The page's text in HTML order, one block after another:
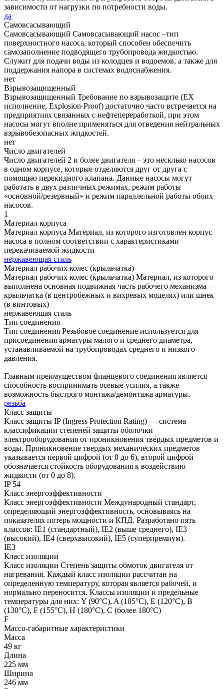
зависимости от нагрузки по потребности воды.
да
Самовсасывающий
Самовсасывающий Самовсасывающий насос –тип
поверхностного насоса, который способен обеспечить
самозаполнение подводящего трубопровода жидкостью.
Служит для подачи воды из колодцев и водоемов, а также для
поддержания напора в системах водоснабжения.
нет
Взрывозащищенный
Взрывозащищенный Требование по взрывозащите (EX
исполнение, Explosion-Proof) достаточно часто встречается на
предприятиях связанных с нефтепереработкой, при этом
насосы могут вполне применяться для отведения нейтральных
взрывобезопасных жидкостей.
нет
Число двигателей
Число двигателей 2 и более двигателя – это несклько насосов
в одном корпусе, которые отделяются друг от друга с
помощью перекидного клапана. Данные насосы могут
работать в двух различных режимах, режим работы
«основной/резервный» и режим параллельной работы обоих
насосов.
1
Материал корпуса
Материал корпуса Материал, из которого изготовлен корпус
насоса в полном соответствии с характеристиками
перекачиваемой жидкости
нержавеющая сталь
Материал рабочих колес (крыльчатка)
Материал рабочих колес (крыльчатка) Материал, из которого
выполнена основная подвижная часть рабочего механизма —
крыльчатка (в центробежных и вихревых моделях) или шнек
(в винтовых)
нержавеющая сталь
Тип соединения
Тип соединения Резьбовое соединение используется для
присоединения арматуры малого и среднего диаметра,
устанавливаемой на трубопроводах среднего и низкого
давления.
Главным преимуществом фланцевого соединения является
способность воспринимать осевые усилия, а также
возможность быстрого монтажа/демонтажа арматуры.
резьба
Класс защиты
Класс защиты IP (Ingress Protection Rating) — система
классификации степеней защиты оболочки
электрооборудования от проникновения твёрдых предметов и
воды. Проникновение твердых механических предметов
указывается первой цифрой (от 0 до 6), второй цифрой
обозначается стойкость оборудования к воздействию
жидкости (от 0 до 8).
IP 54
Класс энергоэффективности
Класс энергоэффективности Международный стандарт,
определяющий энергоэффективность, основываясь на
показателях потерь мощности и КПД. Разработано пять
классов: IE1 (стандартный), IE2 (выше среднего), IE3
(высокий), IE4 (сверхвысокий), IE5 (суперпремиум).
IE3
Класс изоляции
Класс изоляции Степень защиты обмоток двигателя от
нагревания. Каждый класс изоляции рассчитан на
определенную температуру, которая является рабочей, и
нормально переносится. Классы изоляции и предельные
температуры для них: Y (90°С), A (105°С), E (120°С), B
(130°С), F (155°С), H (180°С), C (более 180°С)
F
Массо-габаритные характеристики
Масса
49 кг
Длина
225 мм
Ширина
246 мм